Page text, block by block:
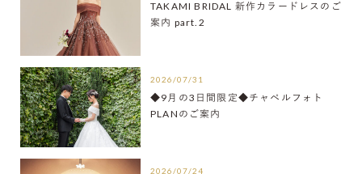
TAKAMI BRIDAL 新作カラードレスのご
案内 part.2
2026/07/31
◆9月の3日間限定◆チャペルフォト
PLANのご案内
2026/07/24